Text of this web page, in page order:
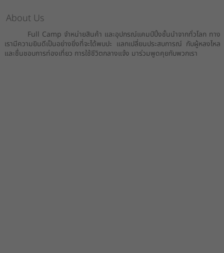
About Us
Full Camp จำหน่ายสินค้า และอุปกรณ์แคมป์ปิ้งชั้นนำจากทั่วโลก ทาง
เรามีความยินดีเป็นอย่างยิ่งที่จะได้พบปะ แลกเปลี่ยนประสบการณ์ กับผู้หลงไหล
และชื่นชอบการท่องเที่ยว การใช้ชีวิตกลางแจ้ง มาร่วมพูดคุยกับพวกเรา